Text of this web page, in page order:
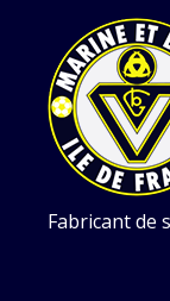
content
Fabricant de